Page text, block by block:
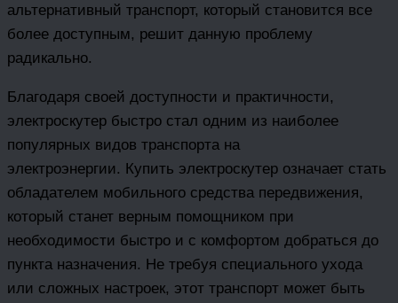
альтернативный транспорт, который становится все
более доступным, решит данную проблему
радикально.
Благодаря своей доступности и практичности,
электроскутер быстро стал одним из наиболее
популярных видов транспорта на
электроэнергии. Купить электроскутер означает стать
обладателем мобильного средства передвижения,
который станет верным помощником при
необходимости быстро и с комфортом добраться до
пункта назначения. Не требуя специального ухода
или сложных настроек, этот транспорт может быть